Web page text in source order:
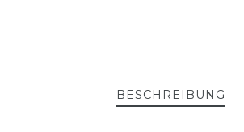
BESCHREIBUNG